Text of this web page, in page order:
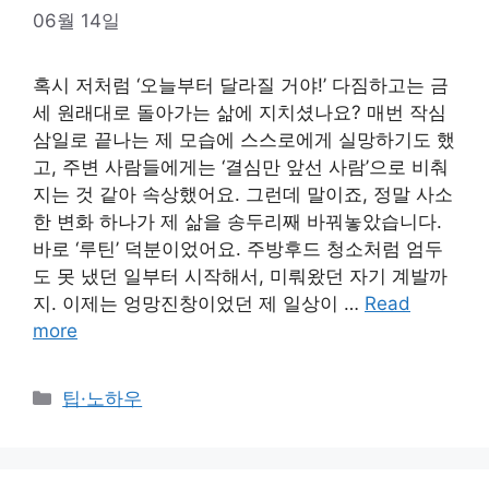
06월 14일
혹시 저처럼 ‘오늘부터 달라질 거야!’ 다짐하고는 금
세 원래대로 돌아가는 삶에 지치셨나요? 매번 작심
삼일로 끝나는 제 모습에 스스로에게 실망하기도 했
고, 주변 사람들에게는 ‘결심만 앞선 사람’으로 비춰
지는 것 같아 속상했어요. 그런데 말이죠, 정말 사소
한 변화 하나가 제 삶을 송두리째 바꿔놓았습니다.
바로 ‘루틴’ 덕분이었어요. 주방후드 청소처럼 엄두
도 못 냈던 일부터 시작해서, 미뤄왔던 자기 계발까
지. 이제는 엉망진창이었던 제 일상이 … Read
more
Categories
팁·노하우